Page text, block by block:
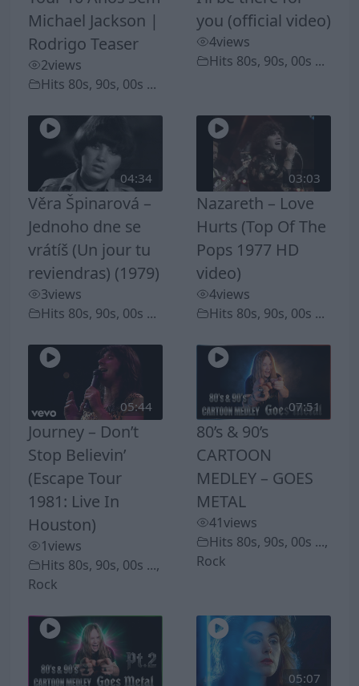
Michael Jackson |
Rodrigo Teaser
2views
Hits 80s, 90s, 00s ...
you (official video)
4views
Hits 80s, 90s, 00s ...
04:34
Věra Špinarová –
Jednoho dne se
vrátíš (Un jour tu
reviendras) (1979)
3views
Hits 80s, 90s, 00s ...
03:03
Nazareth – Love
Hurts (Top Of The
Pops 1977 HD
video)
4views
Hits 80s, 90s, 00s ...
05:44
Journey – Don’t
Stop Believin’
(Escape Tour
1981: Live In
Houston)
1views
Hits 80s, 90s, 00s ...,
Rock
07:51
80’s & 90’s
CARTOON
MEDLEY – GOES
METAL
41views
Hits 80s, 90s, 00s ...,
Rock
05:07